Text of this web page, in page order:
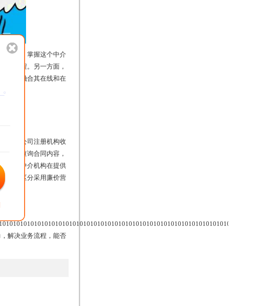
之后，掌握这个中介
务流程。另一方面，
析，融合其在线和在
泉州公司注册机构收
实际查询合同内容，
专业中介机构在提供
构，区分采用廉价营
解决业务流程，能否